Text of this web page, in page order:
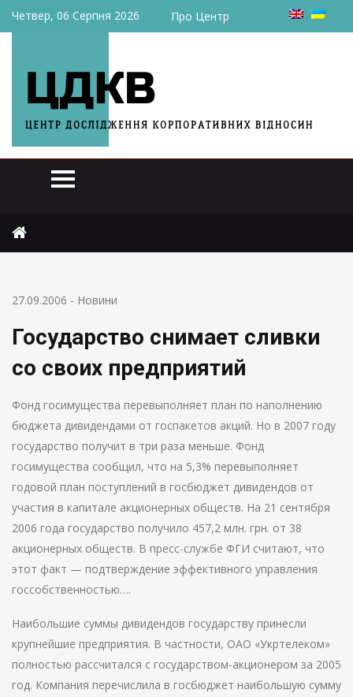
Четвер, 06 Серпня 2026 Про Центр
Государство снимает сливки со своих предприятий
27.09.2006 - Новини
Государство снимает сливки
со своих предприятий
Фонд госимущества перевыполняет план по наполнению
бюджета дивидендами от госпакетов акций. Но в 2007 году
государство получит в три раза меньше. Фонд
госимущества сообщил, что на 5,3% перевыполняет
годовой план поступлений в госбюджет дивидендов от
участия в капитале акционерных обществ. На 21 сентября
2006 года государство получило 457,2 млн. грн. от 38
акционерных обществ. В пресс-службе ФГИ считают, что
этот факт — подтверждение эффективного управления
госсобственностью….
Наибольшие суммы дивидендов государству принесли
крупнейшие предприятия. В частности, ОАО «Укртелеком»
полностью рассчитался с государством-акционером за 2005
год. Компания перечислила в госбюджет наибольшую сумму